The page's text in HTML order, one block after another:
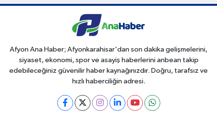
Afyon Ana Haber; Afyonkarahisar'dan son dakika gelişmelerini,
siyaset, ekonomi, spor ve asayiş haberlerini anbean takip
edebileceğiniz güvenilir haber kaynağınızdır. Doğru, tarafsız ve
hızlı haberciliğin adresi.